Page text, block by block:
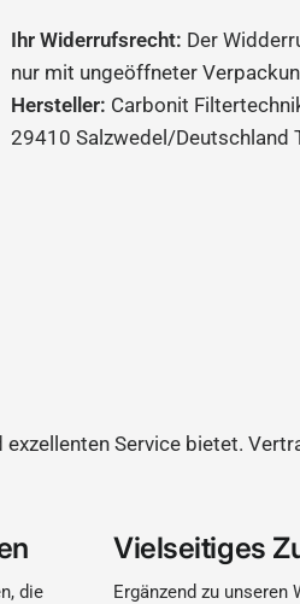
Ihr Widerrufsrecht: Der
nur mit ungeöffneter
Hersteller: Carbonit
29410 Salzwedel/Deutschland
Service bietet.
die
Vielseitiges
Ergänzend zu unseren